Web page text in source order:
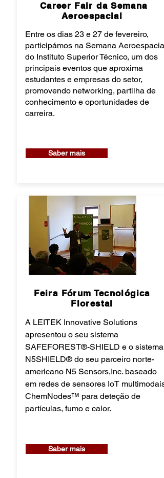
Career Fair da Semana
Aeroespacial
Entre os dias 23 e 27 de fevereiro,
participámos na Semana Aeroespacial
do Instituto Superior Técnico, um dos
principais eventos que aproxima
estudantes e empresas do setor,
promovendo networking, partilha de
conhecimento e oportunidades de
carreira.
Saber mais
Feira Fórum Tecnológica
Florestal
A LEITEK Innovative Solutions
apresentou o seu sistema
SAFEFOREST®-SHIELD e o sistema
N5SHIELD® do seu parceiro norte-
americano N5 Sensors,Inc. baseado
em redes de sensores IoT multimodais
ChemNodes™ para deteção de
partículas, fumo e calor.
Saber mais